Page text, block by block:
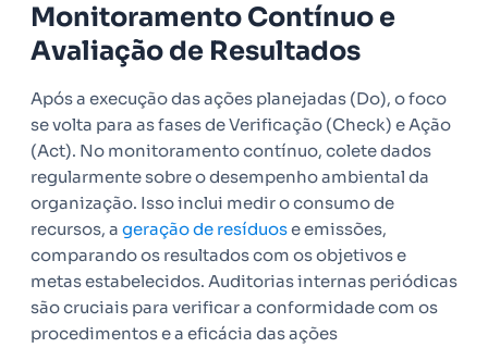
Monitoramento Contínuo e
Avaliação de Resultados
Após a execução das ações planejadas (Do), o foco
se volta para as fases de Verificação (Check) e Ação
(Act). No monitoramento contínuo, colete dados
regularmente sobre o desempenho ambiental da
organização. Isso inclui medir o consumo de
recursos, a geração de resíduose emissões,
comparando os resultados com os objetivos e
metas estabelecidos. Auditorias internas periódicas
são cruciais para verificar a conformidade com os
procedimentos e a eficácia das ações